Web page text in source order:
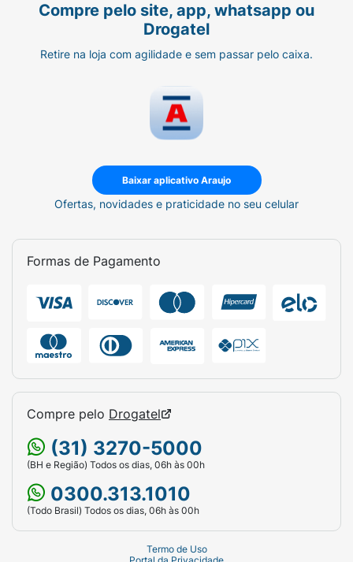
Compre pelo site, app, whatsapp ou
Drogatel
Retire na loja com agilidade e sem passar pelo caixa.
Baixar aplicativo Araujo
Ofertas, novidades e praticidade no seu celular
Formas de Pagamento
Compre pelo Drogatel
(31) 3270-5000
(BH e Região) Todos os dias, 06h às 00h
0300.313.1010
(Todo Brasil) Todos os dias, 06h às 00h
Termo de Uso